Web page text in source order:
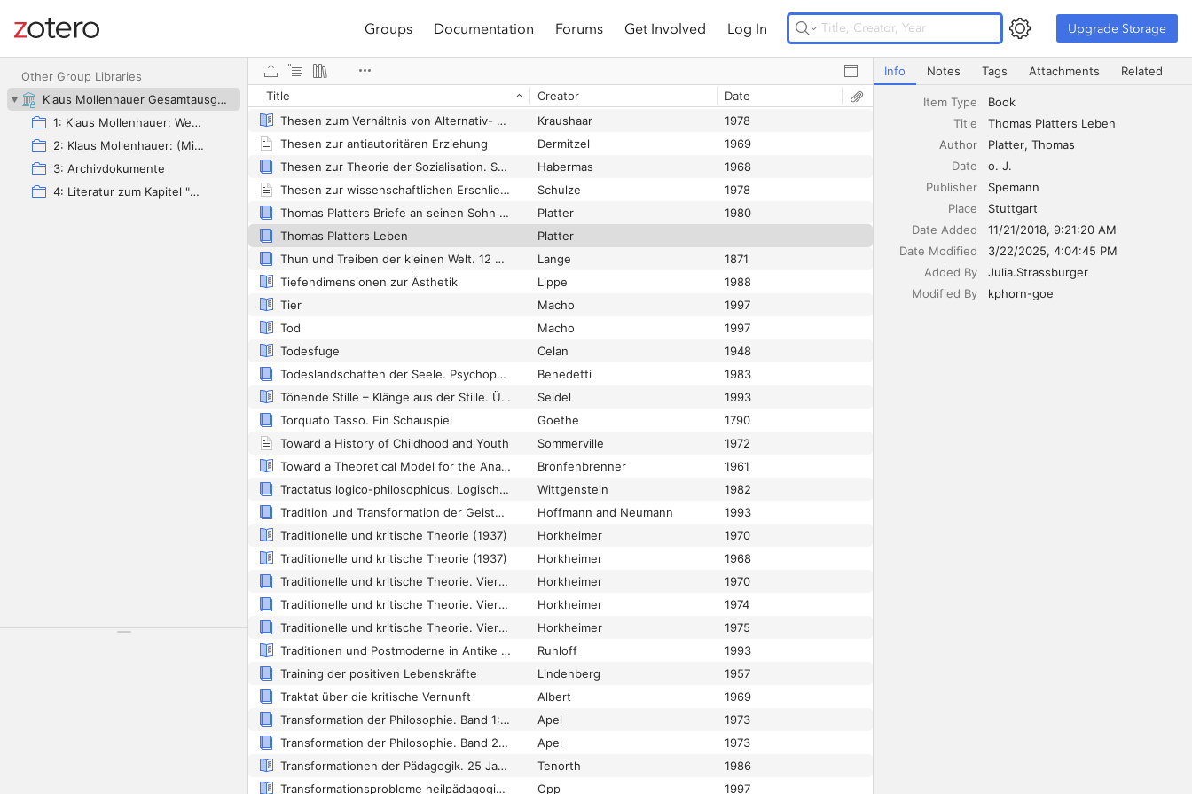
Site navigation
Groups Documentation Forums Get Involved Log In Upgrade Storage Upgrade Storage
Other Group Libraries
Klaus Mollenhauer Gesamtausgabe (KMG)
1: Klaus Mollenhauer: Werke
2: Klaus Mollenhauer: (Mit-)herausgegebene und -verfasste Bücher
3: Archivdokumente
4: Literatur zum Kapitel "Empfehlungen zum Studium der Geschichte der Familienerziehung" von Ulrich Herrmann (in: Die Familienerziehung)
Title Creator Date
Schwab
1996
Thesen zum Verhältnis von Alternativ- und Fluchtbewegung. Am Beispiel der Frankfurter Scene
Kraushaar
1978
Thesen zur antiautoritären Erziehung
Dermitzel
1969
Thesen zur Theorie der Sozialisation. Stichworte und Literatur zur Vorlesung im Sommer-Semester 1968
Habermas
1968
Thesen zur wissenschaftlichen Erschließung autobiographischer Quellen für pädagogische Erkenntnis
Schulze
1978
Thomas Platters Briefe an seinen Sohn Felix
Platter
1980
Thomas Platters Leben
Platter
Thun und Treiben der kleinen Welt. 12 Originalzeichnungen von A. F. Lange. Mit hübschen Versen
Lange
1871
Tiefendimensionen zur Ästhetik
Lippe
1988
Tier
Macho
1997
Tod
Macho
1997
Todesfuge
Celan
1948
Todeslandschaften der Seele. Psychopathologie, Psychodynamik und Psychotherapie der Schizophrenie
Benedetti
1983
Tönende Stille – Klänge aus der Stille. Über musikalische Leerstellen
Seidel
1993
Torquato Tasso. Ein Schauspiel
Goethe
1790
Toward a History of Childhood and Youth
Sommerville
1972
Toward a Theoretical Model for the Analysis of Parent-Child Relationships in a Social Context
Bronfenbrenner
1961
Tractatus logico-philosophicus. Logisch-philosophische Abhandlung
Wittgenstein
1982
Tradition und Transformation der Geisteswissenschaftlichen Pädagogik. Zur Re-Vision der Weniger Gedenkschrift
Hoffmann and Neumann
1993
Traditionelle und kritische Theorie (1937)
Horkheimer
1970
Traditionelle und kritische Theorie (1937)
Horkheimer
1968
Traditionelle und kritische Theorie. Vier Aufsätze
Horkheimer
1970
Traditionelle und kritische Theorie. Vier Aufsätze
Horkheimer
1974
Traditionelle und kritische Theorie. Vier Aufsätze
Horkheimer
1975
Traditionen und Postmoderne in Antike und Renaissance. Zur Theorie und Geschichte des problematischen Vernunftgebrauchs in der Pädagogik (1992)
Ruhloff
1993
Training der positiven Lebenskräfte
Lindenberg
1957
Traktat über die kritische Vernunft
Albert
1969
Transformation der Philosophie. Band 1: Sprachanalytik, Semiotik, Hermeneutik
Apel
1973
Transformation der Philosophie. Band 2: Das Apriori der Komunikationsgemeinschaft
Apel
1973
Transformationen der Pädagogik. 25 Jahre Erziehungswissenschaft
Tenorth
1986
Transformationsprobleme heilpädagogischer Institutionen: Sonderschule im Wandel
Opp 1997
Thomas Platters Leben
Info Notes Tags Attachments Related
Item Type
Book
Title
Thomas Platters Leben
Author
Platter Thomas
Date
o. J.
Publisher
Spemann
Place
Stuttgart
Date Added
11/21/2018, 9:21:20 AM
Date Modified
3/22/2025, 4:04:45 PM
Added By
Julia.Strassburger
Modified By
kphorn-goe